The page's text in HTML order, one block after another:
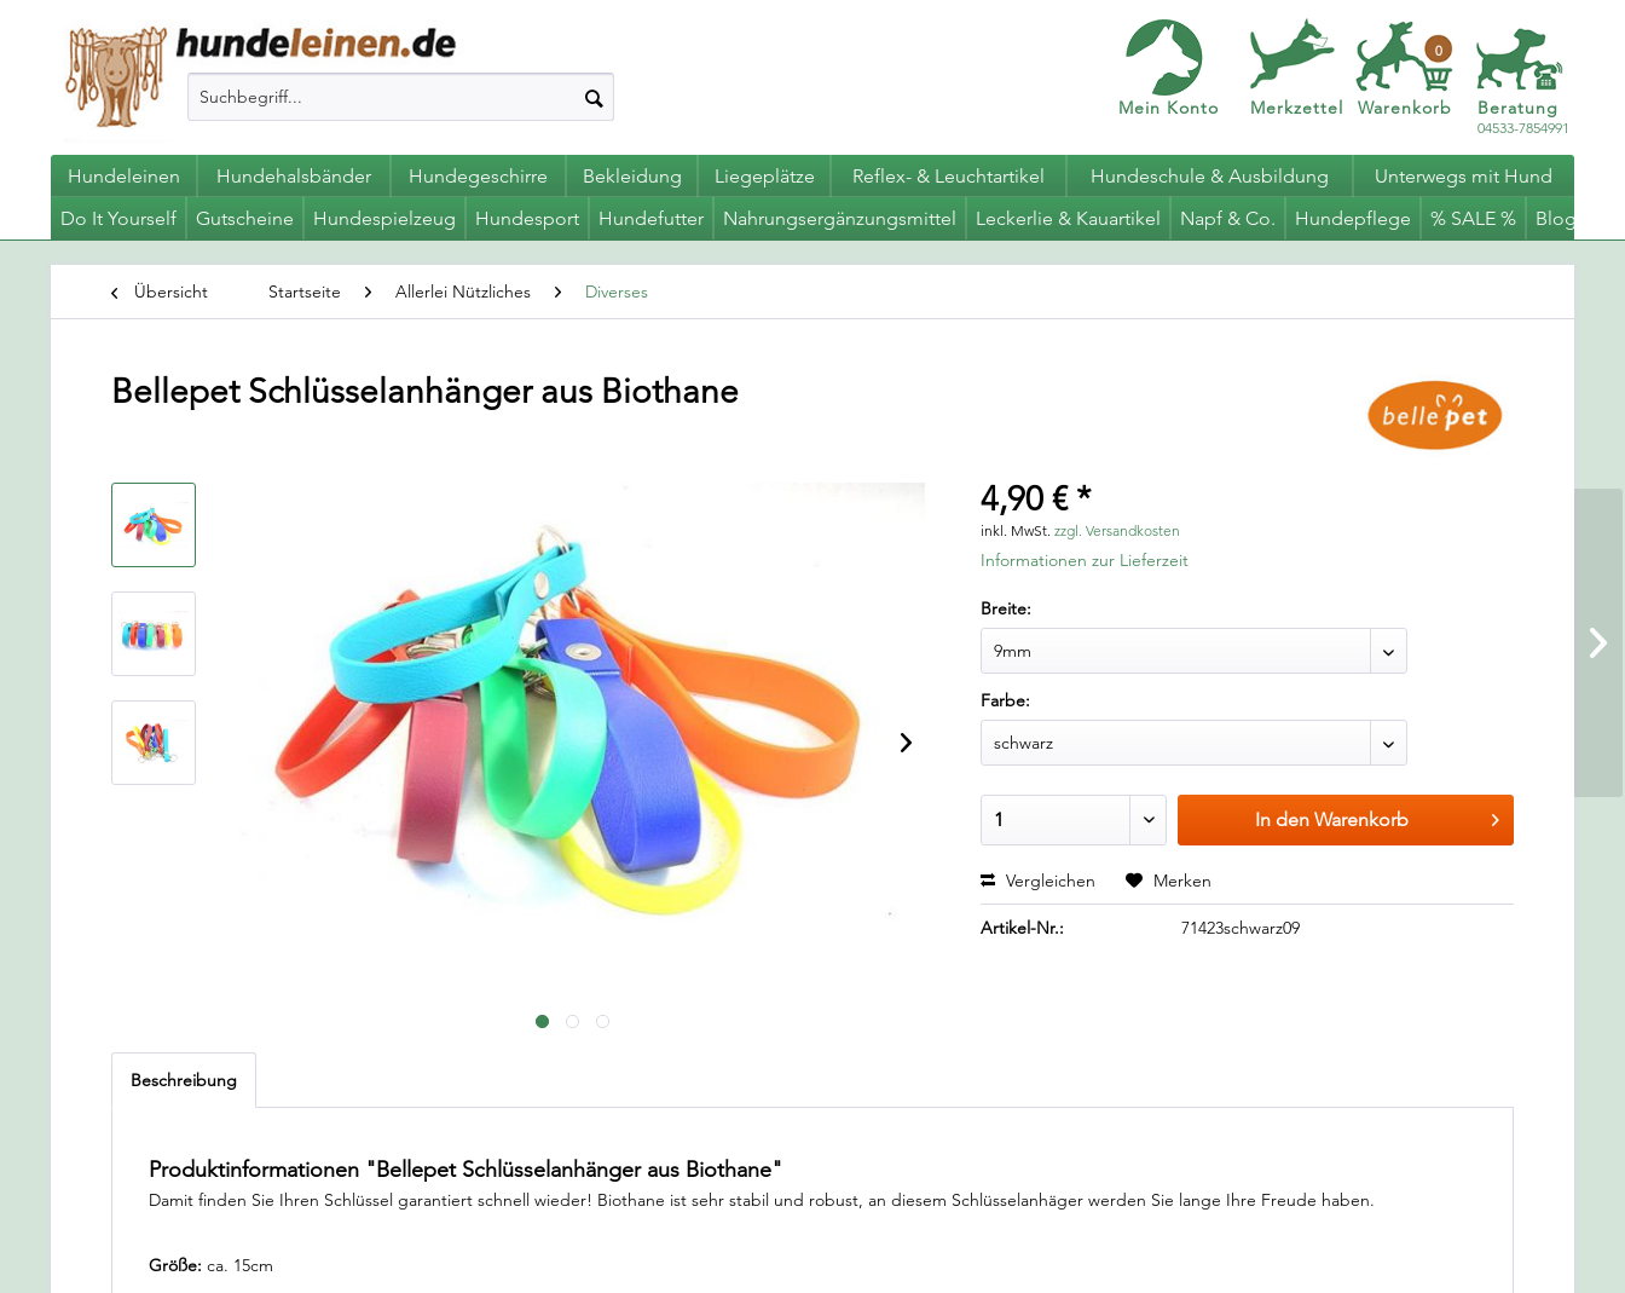
Mein Konto Merkzettel Warenkorb
0
Beratung
04533-7854991
Hundeleinen Hundehalsbänder Hundegeschirre Bekleidung Liegeplätze Reflex- & Leuchtartikel Hundeschule & Ausbildung
Unterwegs mit Hund
Do It Yourself
Gutscheine Hundespielzeug Hundesport Hundefutter Nahrungsergänzungsmittel Leckerlie & Kauartikel Napf & Co. Hundepflege % SALE % Blog
Übersicht Startseite Allerlei Nützliches Diverses
Bellepet Schlüsselanhänger aus Biothane
4,90 € *
inkl. MwSt.zzgl. Versandkosten
Informationen zur Lieferzeit
Breite:
Farbe:
In den Warenkorb
Vergleichen Merken
Artikel-Nr.: 71423schwarz09
Beschreibung
Produktinformationen "Bellepet Schlüsselanhänger aus Biothane"
Damit finden Sie Ihren Schlüssel garantiert schnell wieder! Biothane ist sehr stabil und robust, an diesem Schlüsselanhäger werden Sie lange Ihre Freude haben.
Größe: ca. 15cm